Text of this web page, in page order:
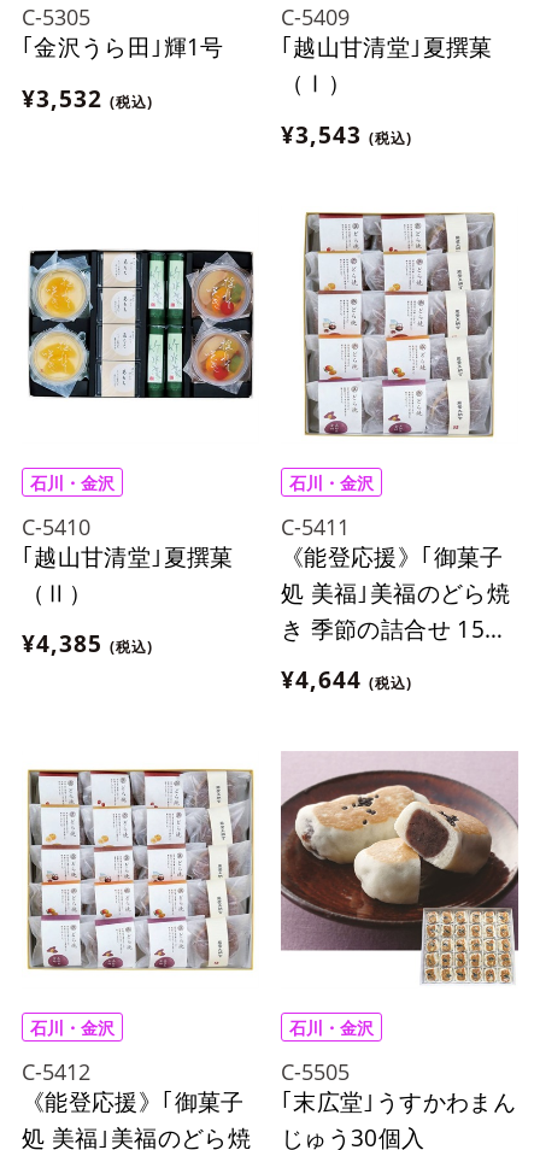
C-5305
｢金沢うら田｣輝1号
¥3,532 (税込)
C-5409
｢越山甘清堂｣夏撰菓
（Ⅰ）
¥3,543 (税込)
石川・金沢
C-5410
｢越山甘清堂｣夏撰菓
（Ⅱ）
¥4,385 (税込)
石川・金沢
C-5411
《能登応援》｢御菓子
処 美福｣美福のどら焼
き 季節の詰合せ 15個
入
¥4,644 (税込)
石川・金沢
C-5412
《能登応援》｢御菓子
処 美福｣美福のどら焼
石川・金沢
C-5505
｢末広堂｣うすかわまん
じゅう30個入